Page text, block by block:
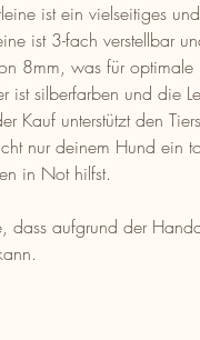
ist ein vielseitiges
ist 3-fach verstellbar
8mm, was für optimale
ist silberfarben und die
Kauf unterstützt den
nur deinem Hund ein
in Not hilfst.
dass aufgrund der